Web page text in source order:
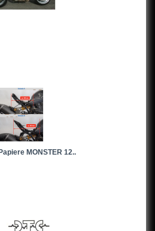
MONSTER 12..